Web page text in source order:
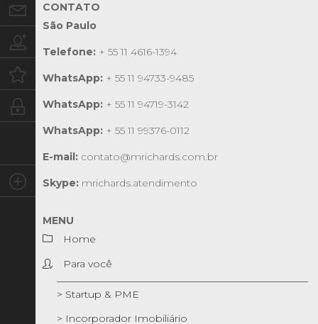
Contato
Oportunidades
Intranet
Social
CONTATO
São Paulo
Telefone: + 55 11 4616-1394
WhatsApp: + 55 11 94733-9485
WhatsApp: + 55 11 94719-3142
WhatsApp: + 55 11 99376-0112
E-mail: contato@mrichards.com.br
Skype: mrichards.atendimento
MENU
Home
Para você
> Startup & PME
> Incorporador Imobiliário